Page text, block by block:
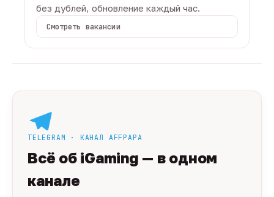
без дублей, обновление каждый час.
Смотреть вакансии
TELEGRAM · КАНАЛ AFFPAPA
Всё об iGaming — в одном
канале